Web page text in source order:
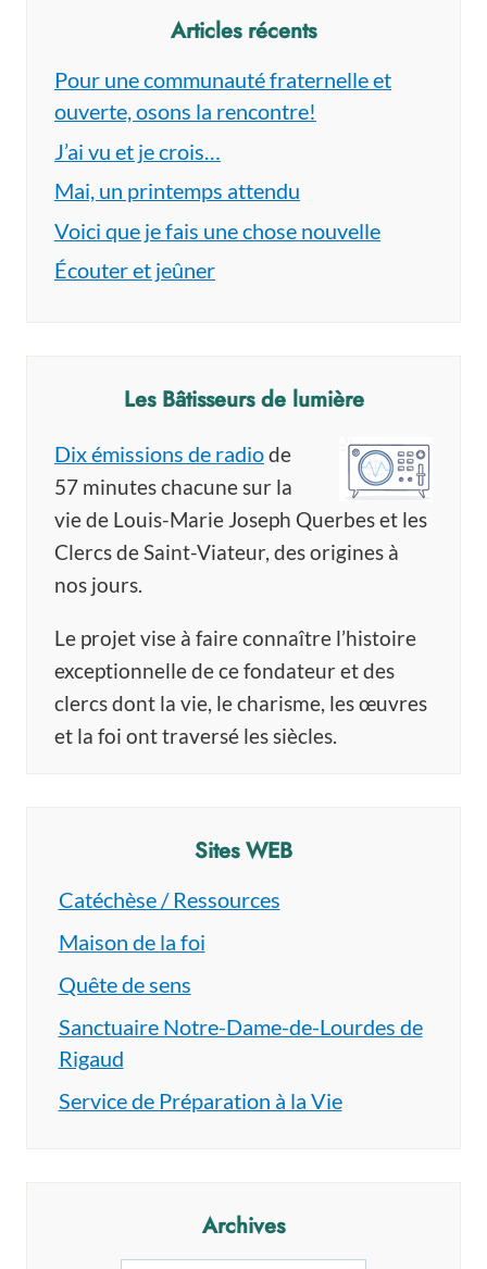
Articles récents
Pour une communauté fraternelle et
ouverte, osons la rencontre!
J’ai vu et je crois…
Mai, un printemps attendu
Voici que je fais une chose nouvelle
Écouter et jeûner
Les Bâtisseurs de lumière
Dix émissions de radiode
57 minutes chacune sur la
vie de Louis-Marie Joseph Querbes et les
Clercs de Saint-Viateur, des origines à
nos jours.
Le projet vise à faire connaître l’histoire
exceptionnelle de ce fondateur et des
clercs dont la vie, le charisme, les œuvres
et la foi ont traversé les siècles.
Sites WEB
Catéchèse / Ressources
Maison de la foi
Quête de sens
Sanctuaire Notre-Dame-de-Lourdes de
Rigaud
Service de Préparation à la Vie
Archives